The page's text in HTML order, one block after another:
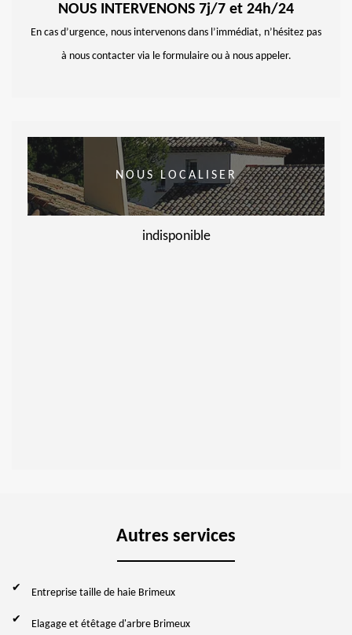
NOUS INTERVENONS 7j/7 et 24h/24
En cas d’urgence, nous intervenons dans l’immédiat, n’hésitez pas
à nous contacter via le formulaire ou à nous appeler.
NOUS LOCALISER
indisponible
Autres services
Entreprise taille de haie Brimeux
Elagage et étêtage d'arbre Brimeux